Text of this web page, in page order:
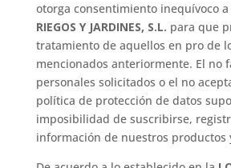
otorga consentimiento inequívoco a
RIEGOS Y JARDINES, S.L. para que
tratamiento de aquellos en pro de
mencionados anteriormente. El no
personales solicitados o el no
política de protección de datos
imposibilidad de suscribirse,
información de nuestros productos